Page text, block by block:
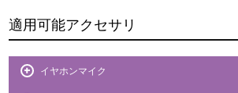
適用可能アクセサリ
イヤホンマイク